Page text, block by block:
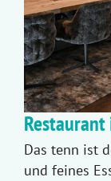
Das tenn ist
und feines